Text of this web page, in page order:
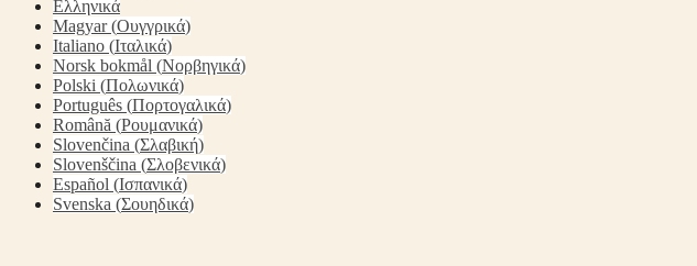
Ελληνικά
Magyar(Ουγγρικά)
Italiano (Ιταλικά)
Norsk bokmål (Νορβηγικά)
Polski (Πολωνικά)
Português (Πορτογαλικά)
Română (Ρουμανικά)
Slovenčina (Σλαβική)
Slovenščina (Σλοβενικά)
Español (Ισπανικά)
Svenska (Σουηδικά)